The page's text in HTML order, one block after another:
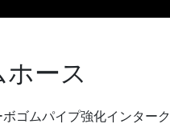
ース
ゴムパイプ強化インター